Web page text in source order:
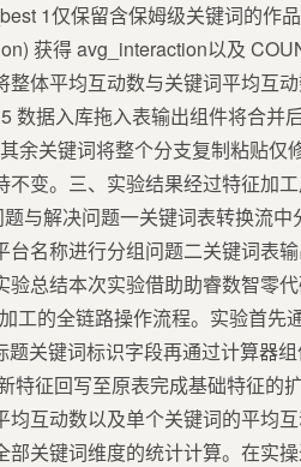
1仅保留含保姆级关键词的作
获得 avg_interaction以及
体平均互动数与关键词平均互
数据入库拖入表输出组件将合
余关键词将整个分支复制粘贴
变。三、实验结果经过特征加
与解决问题一关键词表转换流
名称进行分组问题二关键词表
总结本次实验借助助睿数智零
工的全链路操作流程。实验首先
关键词标识字段再通过计算器
特征回写至原表完成基础特征的
互动数以及单个关键词的平均
关键词维度的统计计算。在实